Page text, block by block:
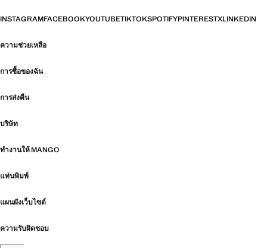
INSTAGRAMFACEBOOKYOUTUBETIKTOKSPOTIFYPINTERESTXLINKEDIN
ความช่วยเหลือ
การซื้อของฉัน
การส่งคืน
บริษัท
ทำงานให้ MANGO
แท่นพิมพ์
แผนผังเว็บไซต์
ความรับผิดชอบ